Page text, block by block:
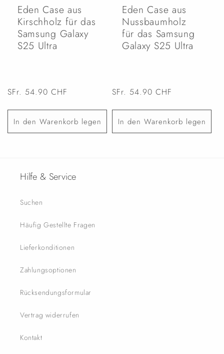
Eden Case aus
Kirschholz für das
Samsung Galaxy
S25 Ultra
Normaler
SFr. 54.90 CHF
In den Warenkorb legen
Eden Case aus
Nussbaumholz
für das Samsung
Galaxy S25 Ultra
Normaler
SFr. 54.90 CHF
In den Warenkorb legen
Hilfe & Service
Suchen
Häufig Gestellte Fragen
Lieferkonditionen
Zahlungsoptionen
Rücksendungsformular
Vertrag widerrufen
Kontakt